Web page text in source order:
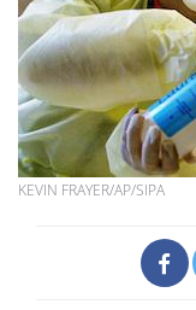
KEVIN FRAYER/AP/SIPA